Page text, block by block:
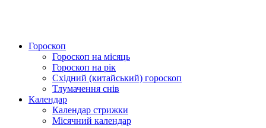
Гороскоп
Гороскоп на місяць
Гороскоп на рік
Східний (китайський) гороскоп
Тлумачення снів
Календар
Календар стрижки
Місячний календар